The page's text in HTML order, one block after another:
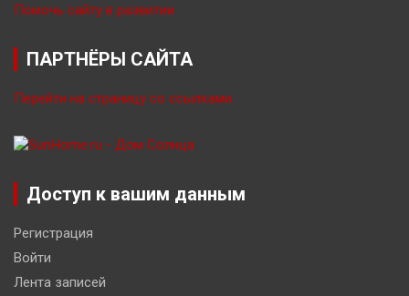
Помочь сайту в развитии
ПАРТНЁРЫ САЙТА
Перейти на страницу со ссылками
Доступ к вашим данным
Регистрация
Войти
Лента записей